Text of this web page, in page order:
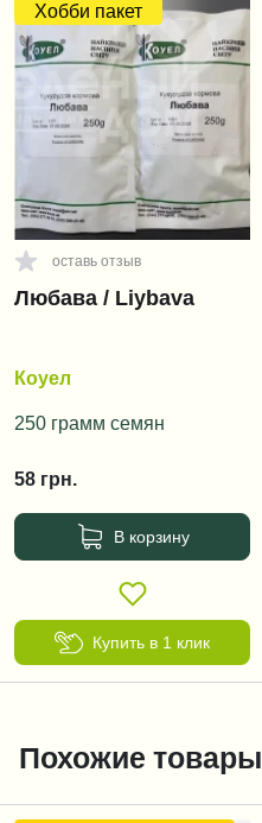
Хобби пакет
оставь отзыв
Любава / Liybava
Коуел
250 грамм семян
58 грн.
В корзину
Купить в 1 клик
Похожие товары